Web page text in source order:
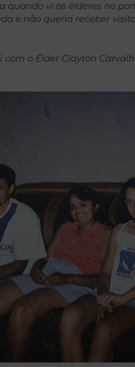
quando vi os élderes no
e não queria receber
o Élder Clayton